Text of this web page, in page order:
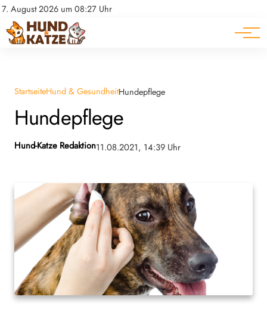
7. August 2026 um 08:27 Uhr
Datenschutz
Impressum
Pferde
Ratgeber
StartseiteHund & GesundheitHundepflege
Hundepflege
Hund-Katze Redaktion11.08.2021, 14:39 Uhr